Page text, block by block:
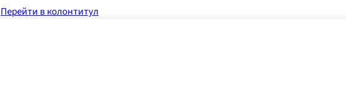
Перейти в колонтитул